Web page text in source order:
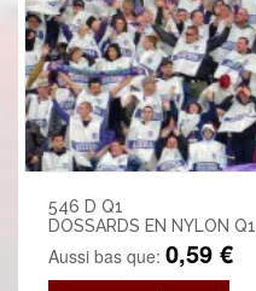
546 D Q1
DOSSARDS EN NYLON Q1
Aussi bas que: 0,59 €